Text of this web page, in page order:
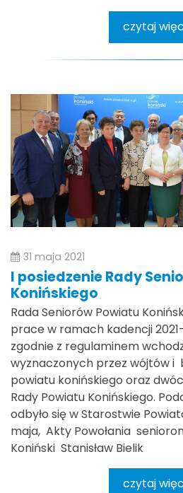
czytaj
31 maja 2021
I posiedzenie Rady
Konińskiego
Rada Seniorów Powiatu
prace w ramach kadencji
zgodnie z regulaminem
wyznaczonych przez wójtów i
powiatu konińskiego oraz
Rady Powiatu Konińskiego.
odbyło się w Starostwie
maja, Akty Powołania
Koniński Stanisław Bielik
czytaj